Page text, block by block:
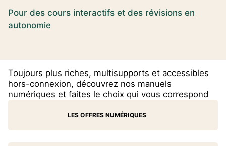
Pour des cours interactifs et des révisions en
autonomie
Toujours plus riches, multisupports et accessibles
hors-connexion, découvrez nos manuels
numériques et faites le choix qui vous correspond
LES OFFRES NUMÉRIQUES